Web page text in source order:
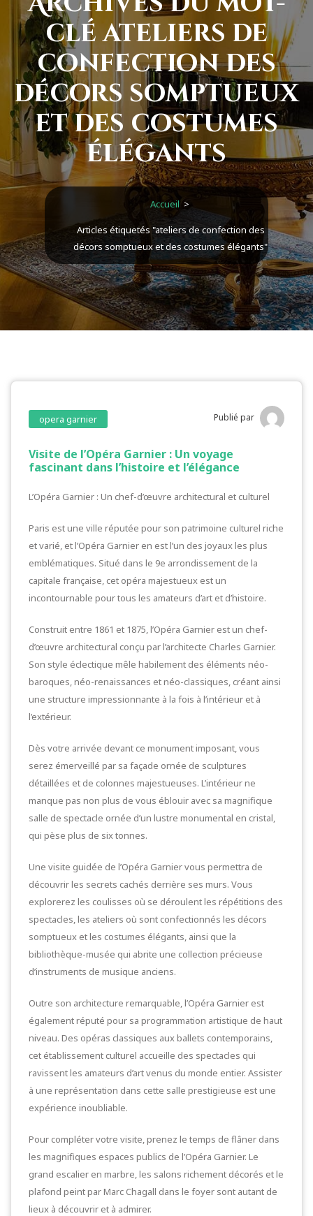
clé ateliers de
confection des
décors somptueux
et des costumes
élégants
Accueil >
Articles étiquetés "ateliers de confection des
décors somptueux et des costumes élégants"
opera garnier Publié par
Visite de l’Opéra Garnier : Un voyage
fascinant dans l’histoire et l’élégance
L’Opéra Garnier : Un chef-d’œuvre architectural et culturel
Paris est une ville réputée pour son patrimoine culturel riche
et varié, et l’Opéra Garnier en est l’un des joyaux les plus
emblématiques. Situé dans le 9e arrondissement de la
capitale française, cet opéra majestueux est un
incontournable pour tous les amateurs d’art et d’histoire.
Construit entre 1861 et 1875, l’Opéra Garnier est un chef-
d’œuvre architectural conçu par l’architecte Charles Garnier.
Son style éclectique mêle habilement des éléments néo-
baroques, néo-renaissances et néo-classiques, créant ainsi
une structure impressionnante à la fois à l’intérieur et à
l’extérieur.
Dès votre arrivée devant ce monument imposant, vous
serez émerveillé par sa façade ornée de sculptures
détaillées et de colonnes majestueuses. L’intérieur ne
manque pas non plus de vous éblouir avec sa magnifique
salle de spectacle ornée d’un lustre monumental en cristal,
qui pèse plus de six tonnes.
Une visite guidée de l’Opéra Garnier vous permettra de
découvrir les secrets cachés derrière ses murs. Vous
explorerez les coulisses où se déroulent les répétitions des
spectacles, les ateliers où sont confectionnés les décors
somptueux et les costumes élégants, ainsi que la
bibliothèque-musée qui abrite une collection précieuse
d’instruments de musique anciens.
Outre son architecture remarquable, l’Opéra Garnier est
également réputé pour sa programmation artistique de haut
niveau. Des opéras classiques aux ballets contemporains,
cet établissement culturel accueille des spectacles qui
ravissent les amateurs d’art venus du monde entier. Assister
à une représentation dans cette salle prestigieuse est une
expérience inoubliable.
Pour compléter votre visite, prenez le temps de flâner dans
les magnifiques espaces publics de l’Opéra Garnier. Le
grand escalier en marbre, les salons richement décorés et le
plafond peint par Marc Chagall dans le foyer sont autant de
lieux à découvrir et à admirer.